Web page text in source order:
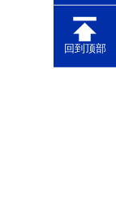
回到顶部